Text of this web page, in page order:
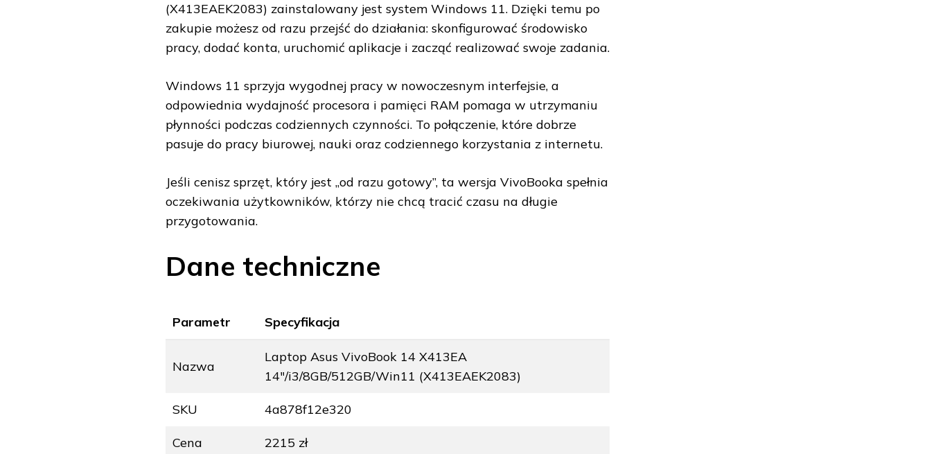
(X413EAEK2083) zainstalowany jest system Windows 11. Dzięki temu po
zakupie możesz od razu przejść do działania: skonfigurować środowisko
pracy, dodać konta, uruchomić aplikacje i zacząć realizować swoje zadania.
Windows 11 sprzyja wygodnej pracy w nowoczesnym interfejsie, a
odpowiednia wydajność procesora i pamięci RAM pomaga w utrzymaniu
płynności podczas codziennych czynności. To połączenie, które dobrze
pasuje do pracy biurowej, nauki oraz codziennego korzystania z internetu.
Jeśli cenisz sprzęt, który jest „od razu gotowy”, ta wersja VivoBooka spełnia
oczekiwania użytkowników, którzy nie chcą tracić czasu na długie
przygotowania.
Dane techniczne
Parametr Specyfikacja
Nazwa
Laptop Asus VivoBook 14 X413EA
14"/i3/8GB/512GB/Win11 (X413EAEK2083)
SKU 4a878f12e320
Cena 2215 zł